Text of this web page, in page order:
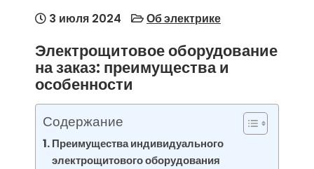
3 июля 2024 Об электрике
Электрощитовое оборудование
на заказ: преимущества и
особенности
Содержание
Преимущества индивидуального
электрощитового оборудования